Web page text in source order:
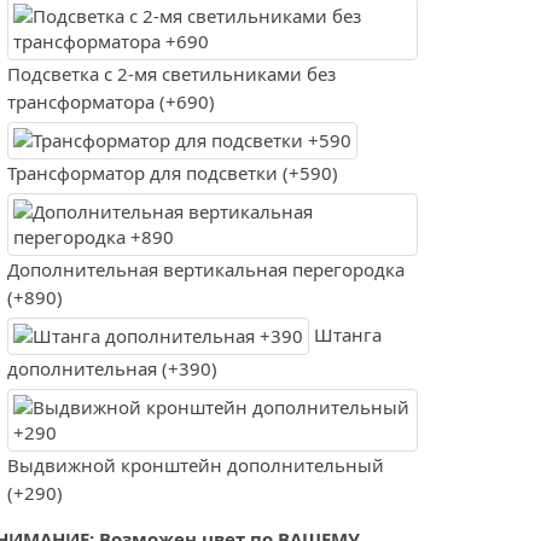
Подсветка с 2-мя светильниками без
трансформатора (+690)
Трансформатор для подсветки (+590)
Дополнительная вертикальная перегородка
(+890)
Штанга
дополнительная (+390)
Выдвижной кронштейн дополнительный
(+290)